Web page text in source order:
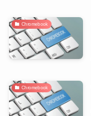
Chromebook
Chromebook